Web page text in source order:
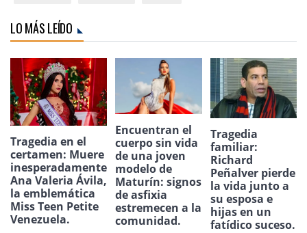
LO MÁS LEÍDO
Tragedia en el
certamen: Muere
inesperadamente
Ana Valeria Ávila,
la emblemática
Miss Teen Petite
Venezuela.
Encuentran el
cuerpo sin vida
de una joven
modelo de
Maturín: signos
de asfixia
estremecen a la
comunidad.
Tragedia
familiar:
Richard
Peñalver pierde
la vida junto a
su esposa e
hijas en un
fatídico suceso.